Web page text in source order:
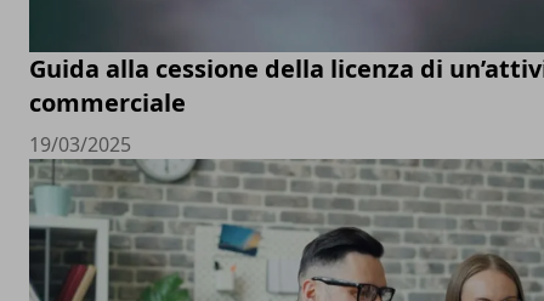
Guida alla cessione della licenza di
commerciale
19/03/2025